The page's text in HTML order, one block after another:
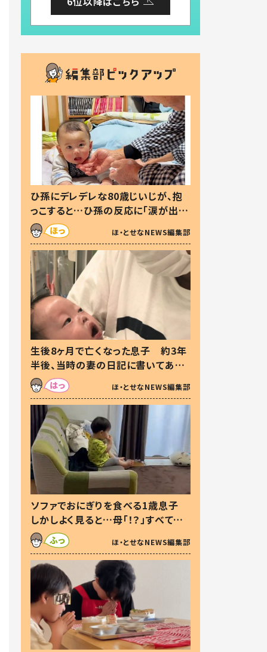
ひ孫にデレデレな80歳じいじが、抱
っこすると…ひ孫の反応に「涙が出ま
した」「可愛くて仕方ない」
ほ・とせなNEWS編集部
生後8ヶ月で亡くなった息子 約3年
半後、当時の妻の日記に書いてあっ
た本音とは
ほ・とせなNEWS編集部
ソファでおにぎりを食べる1歳息子
しかしよく見ると…母「！？」すべてを
察した母の投稿に「可愛いから許
す！」「現行犯〜」
ほ・とせなNEWS編集部